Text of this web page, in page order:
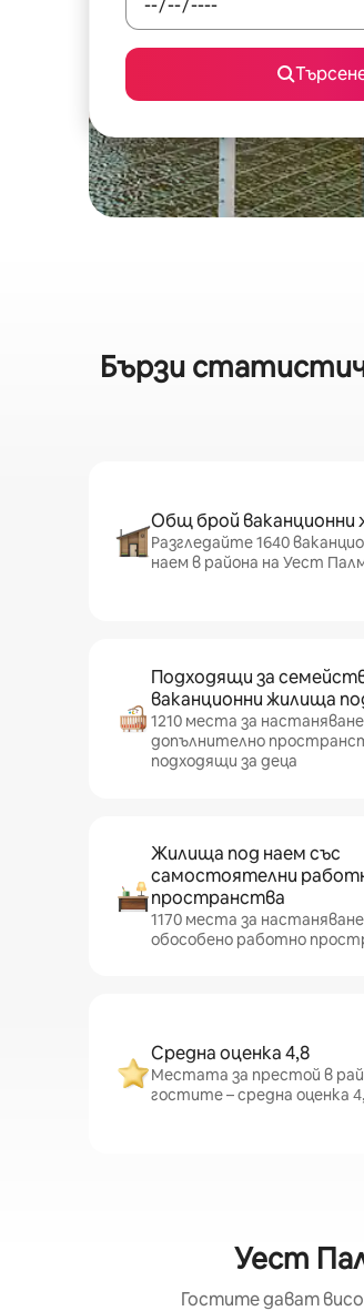
Бързи
Общ брой ваканционни
Разгледайте 1640
наем в района на Уест
Подходящи за
ваканционни жилища
1210 места за
допълнително
подходящи за деца
Жилища под наем със
самостоятелни
пространства
1170 места за
обособено работно
Средна оценка 4,8
Местата за престой в
гостите – средна оценка
Уест
Гостите дават